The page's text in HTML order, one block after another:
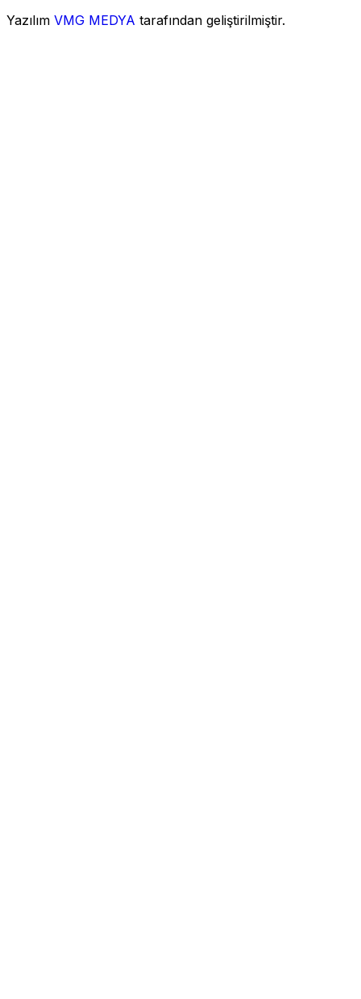
Yazılım VMG MEDYA tarafından geliştirilmiştir.